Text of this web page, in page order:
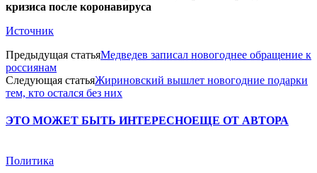
кризиса после коронавируса
Источник
Предыдущая статьяМедведев записал новогоднее обращение к
россиянам
Следующая статьяЖириновский вышлет новогодние подарки
тем, кто остался без них
ЭТО МОЖЕТ БЫТЬ ИНТЕРЕСНОЕЩЕ ОТ АВТОРА
Политика